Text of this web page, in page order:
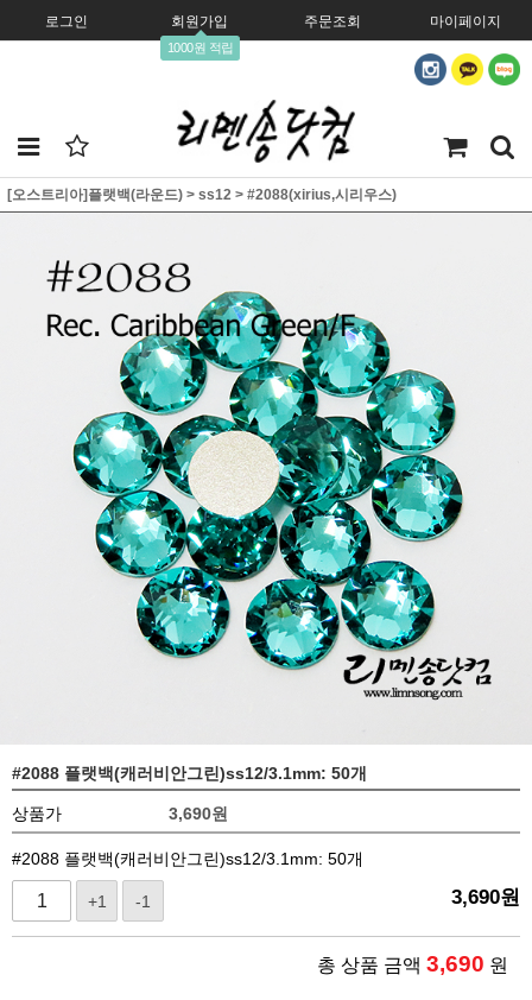
로그인 회원가입
1000원 적립
주문조회 마이페이지
[오스트리아]플랫백(라운드) > ss12 > #2088(xirius,시리우스)
#2088 플랫백(캐러비안그린)ss12/3.1mm: 50개
상품가 3,690원
#2088 플랫백(캐러비안그린)ss12/3.1mm: 50개
+1 -1 3,690원
총 상품 금액 3,690 원